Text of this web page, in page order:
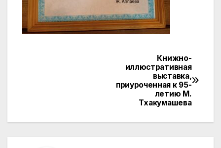
Книжно-
иллюстративная
выставка,
приуроченная к 95-
летию М.
Тхакумашева